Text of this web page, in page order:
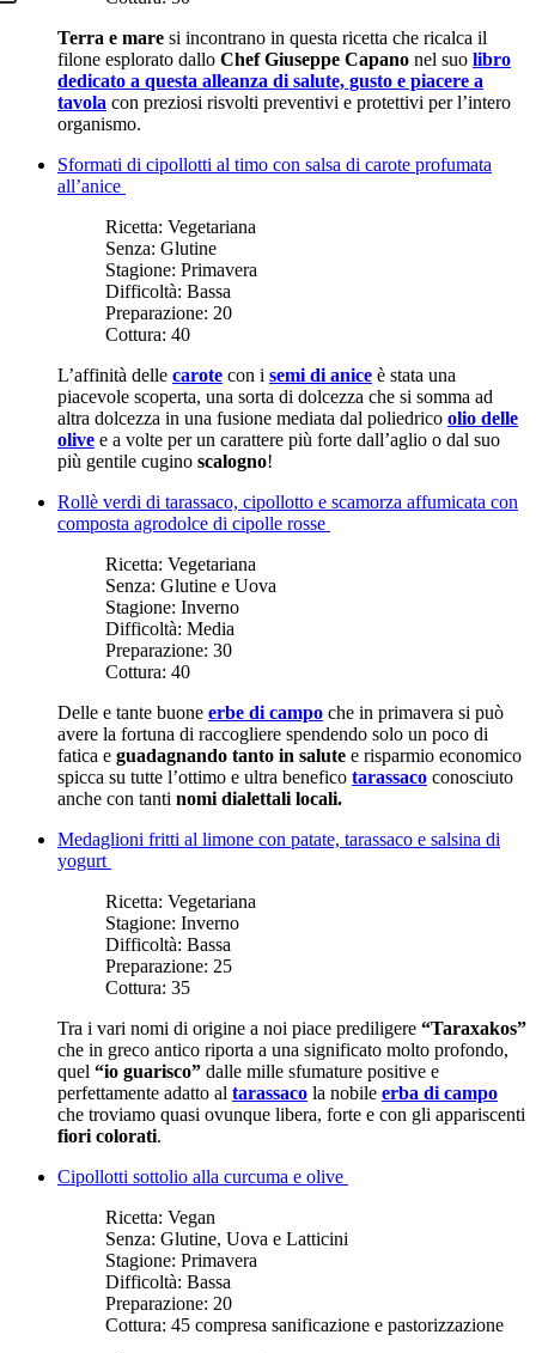
Terra e mare si incontrano in questa ricetta che ricalca il
filone esplorato dallo Chef Giuseppe Capano nel suo libro
dedicato a questa alleanza di salute, gusto e piacere a
tavola con preziosi risvolti preventivi e protettivi per l’intero
organismo.
Sformati di cipollotti al timo con salsa di carote profumata
all’anice
Ricetta: Vegetariana
Senza: Glutine
Stagione: Primavera
Difficoltà: Bassa
Preparazione: 20
Cottura: 40
L’affinità delle carote con i semi di anice è stata una
piacevole scoperta, una sorta di dolcezza che si somma ad
altra dolcezza in una fusione mediata dal poliedrico olio delle
olive e a volte per un carattere più forte dall’aglio o dal suo
più gentile cugino scalogno!
Rollè verdi di tarassaco, cipollotto e scamorza affumicata con
composta agrodolce di cipolle rosse
Ricetta: Vegetariana
Senza: Glutine e Uova
Stagione: Inverno
Difficoltà: Media
Preparazione: 30
Cottura: 40
Delle e tante buone erbe di campo che in primavera si può
avere la fortuna di raccogliere spendendo solo un poco di
fatica e guadagnando tanto in salute e risparmio economico
spicca su tutte l’ottimo e ultra benefico tarassaco conosciuto
anche con tanti nomi dialettali locali.
Medaglioni fritti al limone con patate, tarassaco e salsina di
yogurt
Ricetta: Vegetariana
Stagione: Inverno
Difficoltà: Bassa
Preparazione: 25
Cottura: 35
Tra i vari nomi di origine a noi piace prediligere “Taraxakos”
che in greco antico riporta a una significato molto profondo,
quel “io guarisco” dalle mille sfumature positive e
perfettamente adatto al tarassaco la nobile erba di campo
che troviamo quasi ovunque libera, forte e con gli appariscenti
fiori colorati.
Cipollotti sottolio alla curcuma e olive
Ricetta: Vegan
Senza: Glutine, Uova e Latticini
Stagione: Primavera
Difficoltà: Bassa
Preparazione: 20
Cottura: 45 compresa sanificazione e pastorizzazione